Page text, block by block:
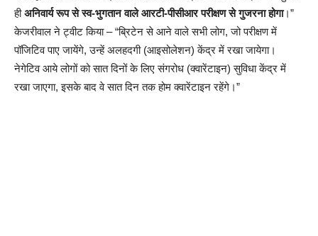
हीअनिवार्य रूप से स्व-भुगतान वाले आरटी-पीसीआर परीक्षण से गुजरना होगा।”
केजरीवाल ने ट्वीट किया – “ब्रिटेन से आने वाले सभी लोग, जो परीक्षण में
पॉजिटिव पाए जायेंगे, उन्हें अलहदगी (आइसोलेशन) केंद्र में रखा जायेगा।
नेगेटिव आये लोगों को सात दिनों के लिए संगरोध (क्वारेंटाइन) सुविधा केंद्र में
रखा जाएगा, इसके बाद वे सात दिन तक होम क्वारेंटाइन रहेंगे।”